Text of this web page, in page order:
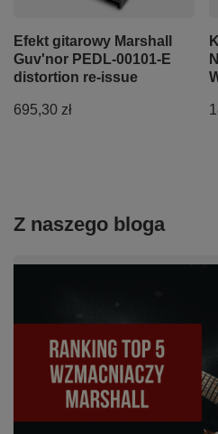
Efekt gitarowy Marshall
Guv'nor PEDL-00101-E
distortion re-issue
695,30 zł
Z naszego bloga